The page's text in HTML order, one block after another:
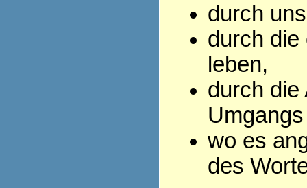
durch
durch die
leben,
durch die
wo es
des